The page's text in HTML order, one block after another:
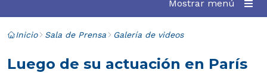
Mostrar menú
Inicio Sala de Prensa Galería de videos
Luego de su actuación en París